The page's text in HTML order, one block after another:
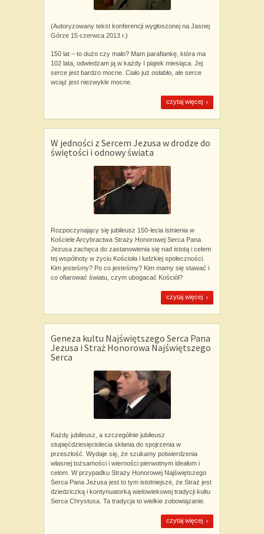
(Autoryzowany tekst konferencji wygłoszonej na Jasnej
Górze 15 czerwca 2013 r.)
150 lat – to dużo czy mało? Mam parafiankę, która ma
102 lata, odwiedzam ją w każdy I piątek miesiąca. Jej
serce jest bardzo mocne. Ciało już osłabło, ale serce
wciąż jest niezwykle mocne.
czytaj więcej
W jedności z Sercem Jezusa w drodze do
świętości i odnowy świata
Rozpoczynający się jubileusz 150-lecia istnienia w
Kościele Arcybractwa Straży Honorowej Serca Pana
Jezusa zachęca do zastanowienia się nad istotą i celem
tej wspólnoty w życiu Kościoła i ludzkiej społeczności.
Kim jesteśmy? Po co jesteśmy? Kim mamy się stawać i
co ofiarować światu, czym ubogacać Kościół?
czytaj więcej
Geneza kultu Najświętszego Serca Pana
Jezusa i Straż Honorowa Najświętszego
Serca
Każdy jubileusz, a szczególnie jubileusz
stupięćdziesięciolecia skłania do spojrzenia w
przeszłość. Wydaje się, że szukamy potwierdzenia
własnej tożsamości i wierności pierwotnym ideałom i
celom. W przypadku Straży Honorowej Najświętszego
Serca Pana Jezusa jest to tym istotniejsze, że Straż jest
dziedziczką i kontynuatorką wielowiekowej tradycji kultu
Serca Chrystusa. Ta tradycja to wielkie zobowiązanie.
czytaj więcej